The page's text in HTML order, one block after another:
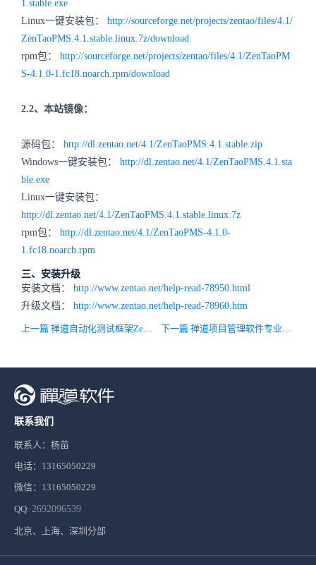
1.stable.exe
Linux一键安装包： http://sourceforge.net/projects/zentao/files/4.1/
ZenTaoPMS.4.1.stable.linux.7z/download
rpm包： http://sourceforge.net/projects/zentao/files/4.1/ZenTaoPM
S-4.1.0-1.fc18.noarch.rpm/download
2.2、本站镜像：
源码包： http://dl.zentao.net/4.1/ZenTaoPMS.4.1.stable.zip
Windows一键安装包： http://dl.zentao.net/4.1/ZenTaoPMS.4.1.sta
ble.exe
Linux一键安装包：
http://dl.zentao.net/4.1/ZenTaoPMS.4.1.stable.linux.7z
rpm包： http://dl.zentao.net/4.1/ZenTaoPMS-4.1.0-
1.fc18.noarch.rpm
三、安装升级
安装文档： http://www.zentao.net/help-read-78950.html
升级文档： http://www.zentao.net/help-read-78960.htm
上一篇 禅道自动化测试框架ZenTaoATF1.1版本发布 下一篇 禅道项目管理软件专业版2.1版本发布！
联系我们
联系人：杨苗
电话：13165050229
微信：13165050229
QQ: 2692096539
北京、上海、深圳分部